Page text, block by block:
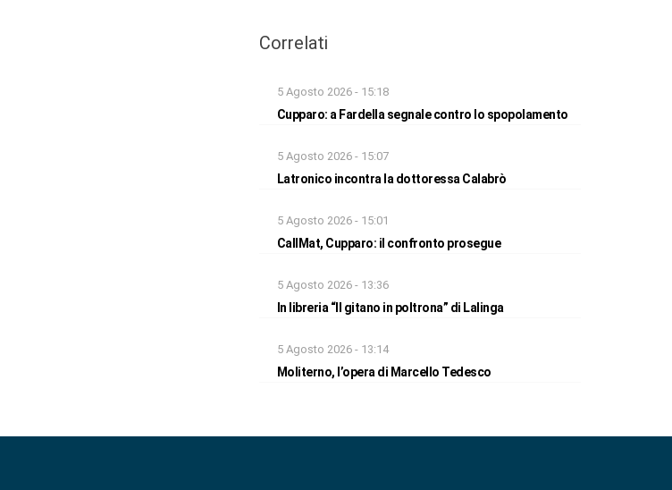
Correlati
5 Agosto 2026 - 15:18
Cupparo: a Fardella segnale contro lo spopolamento
5 Agosto 2026 - 15:07
Latronico incontra la dottoressa Calabrò
5 Agosto 2026 - 15:01
CallMat, Cupparo: il confronto prosegue
5 Agosto 2026 - 13:36
In libreria “Il gitano in poltrona” di Lalinga
5 Agosto 2026 - 13:14
Moliterno, l’opera di Marcello Tedesco